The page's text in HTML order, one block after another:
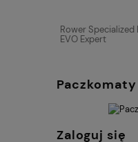
Rower Specialized
EVO Expert
Zaloguj się